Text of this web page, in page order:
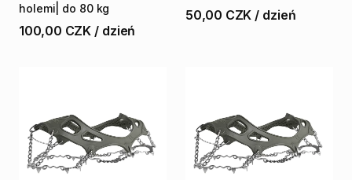
holemi| do 80 kg
100,00 CZK / dzień
50,00 CZK / dzień